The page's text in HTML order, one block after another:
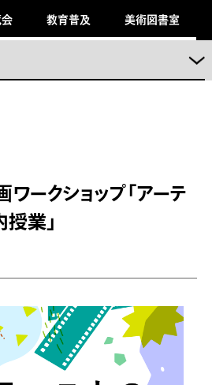
教育普及 美術図書室
ークショップ「アーテ
業」